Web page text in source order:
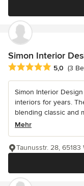
Simon Interior
Durchschnittliche
5,0 (3
Simon Interior
interiors for years.
blending classic and
Mehr
Taunusstr. 28, 65183